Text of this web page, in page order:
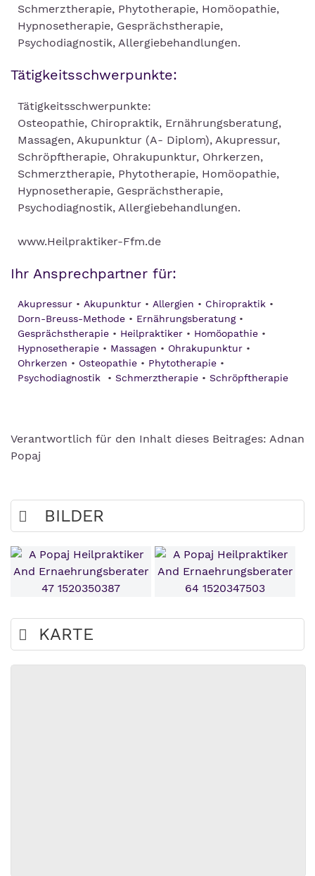
Schmerztherapie, Phytotherapie, Homöopathie,
Hypnosetherapie, Gesprächstherapie,
Psychodiagnostik, Allergiebehandlungen.
Tätigkeitsschwerpunkte:
Tätigkeitsschwerpunkte:
Osteopathie, Chiropraktik, Ernährungsberatung,
Massagen, Akupunktur (A- Diplom), Akupressur,
Schröpftherapie, Ohrakupunktur, Ohrkerzen,
Schmerztherapie, Phytotherapie, Homöopathie,
Hypnosetherapie, Gesprächstherapie,
Psychodiagnostik, Allergiebehandlungen.
www.Heilpraktiker-Ffm.de
Ihr Ansprechpartner für:
Akupressur Akupunktur Allergien
Chiropraktik
Dorn-Breuss-Methode
Ernährungsberatung
Gesprächstherapie
Heilpraktiker
Homöopathie
Hypnosetherapie
Massagen
Ohrakupunktur
Ohrkerzen
Osteopathie
Phytotherapie
Psychodiagnostik
Schmerztherapie Schröpftherapie
Verantwortlich für den Inhalt dieses Beitrages: Adnan
Popaj
BILDER
KARTE